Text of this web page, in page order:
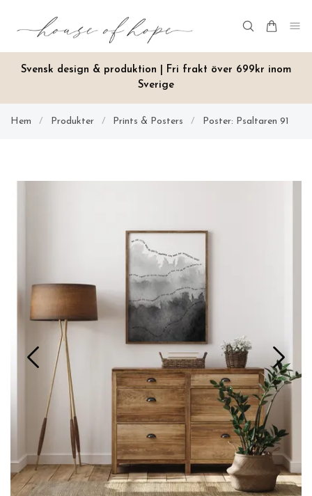
Svensk design & produktion | Fri frakt över 699kr inom
Sverige
Hem / Produkter / Prints & Posters / Poster: Psaltaren 91